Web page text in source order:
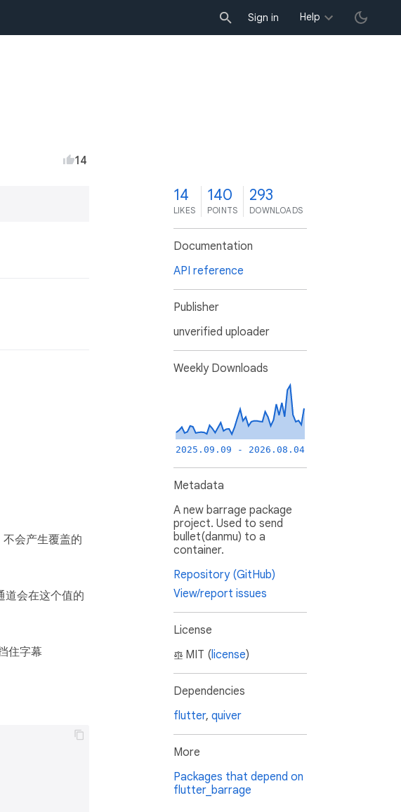
Sign in Help
14
会产生覆盖的
道会在这个值的
住字幕
14
LIKES
140
POINTS
293
DOWNLOADS
Documentation
API reference
Publisher
unverified uploader
Weekly Downloads
2025.09.09 - 2026.08.04
Metadata
A new barrage package
project. Used to send
bullet(danmu) to a
container.
Repository (GitHub)
View/report issues
License
MIT (license)
Dependencies
flutter, quiver
More
Packages that depend on
flutter_barrage